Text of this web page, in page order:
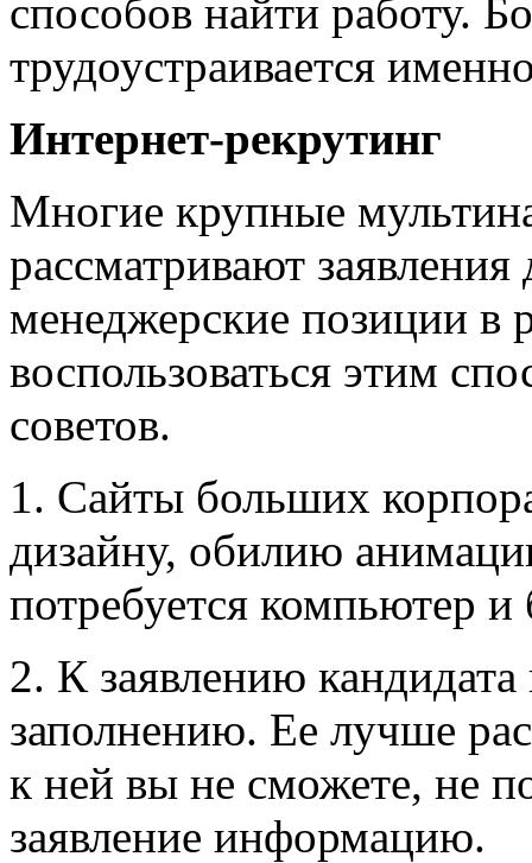
способов найти работу.
трудоустраивается
Интернет-рекрутинг
Многие крупные
рассматривают
менеджерские позиции
воспользоваться этим
советов.
1. Сайты больших
дизайну, обилию
потребуется компьютер
2. К заявлению кандидата
заполнению. Ее лучше
к ней вы не сможете, не
заявление информацию.